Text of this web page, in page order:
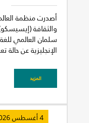
أصدرت منظمة
والثقافة
سلمان العالمي للغة
الإنجليزية عن حالة
المزيد
4 أغسطس 2026